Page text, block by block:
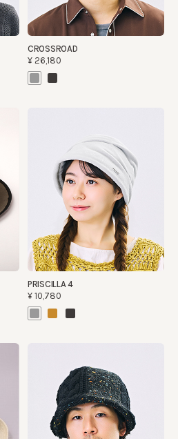
CROSSROAD
¥26,180
PRISCILLA 4
¥10,780